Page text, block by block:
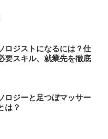
ロジストになるには？仕
要スキル、就業先を徹底
ロジーと足つぼマッサー
は？